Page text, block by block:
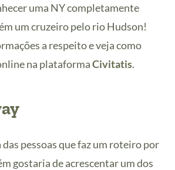
uma NY completamente
um cruzeiro pelo rio Hudson!
a respeito e veja como
na plataformaCivitatis.
pessoas que faz um roteiro por
gostaria de acrescentar um dos